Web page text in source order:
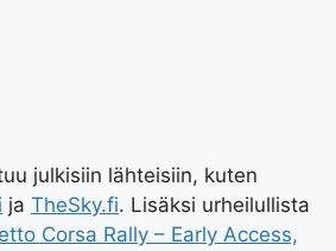
julkisiin lähteisiin, kuten
ja TheSky.fi. Lisäksi urheilullista
Corsa Rally – Early Access,